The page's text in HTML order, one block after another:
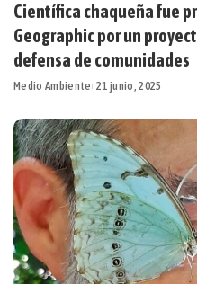
Científica chaqueña fue
Geographic por un
defensa de comunidades
Medio Ambiente 21 junio, 2025